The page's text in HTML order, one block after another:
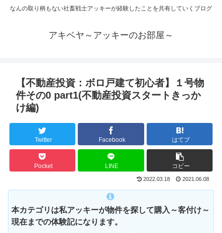
なんの取り柄もない社畜戦士アッキーが経験したことを共有していくブログ
アキベヤ～アッキーのお部屋～
【不動産投資：ボロ戸建て初心者】１号物
件その0 part1(不動産投資スタートきっか
け編)
Twitter Facebook はてブ
Pocket LINE コピー
2022.03.18 2021.06.08
本カテゴリは私アッキーが物件を探して購入～客付け～
現在までの体験記になります。